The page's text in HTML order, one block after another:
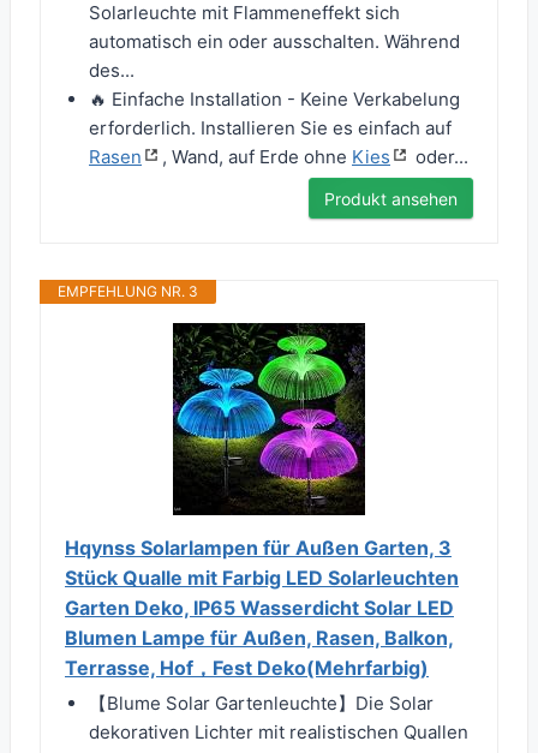
Solarleuchte mit Flammeneffekt sich
automatisch ein oder ausschalten. Während
des...
🔥 Einfache Installation - Keine Verkabelung
erforderlich. Installieren Sie es einfach auf
Rasen
, Wand, auf Erde ohne Kies oder...
Produkt ansehen
EMPFEHLUNG NR. 3
Hqynss Solarlampen für Außen Garten, 3
Stück Qualle mit Farbig LED Solarleuchten
Garten Deko, IP65 Wasserdicht Solar LED
Blumen Lampe für Außen, Rasen, Balkon,
Terrasse, Hof，Fest Deko(Mehrfarbig)
【Blume Solar Gartenleuchte】Die Solar
dekorativen Lichter mit realistischen Quallen